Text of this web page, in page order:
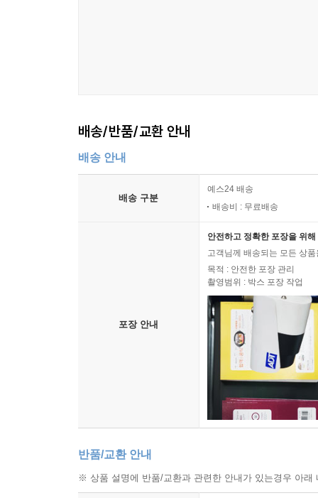
배송/반품/교환 안내
배송 안내
배송 구분
예스24 배송
배송비 : 무료배송
포장 안내
안전하고 정확한 포장을 위
고객님께 배송되는 모든 상
목적 : 안전한 포장 관리
촬영범위 : 박스 포장 작업
반품/교환 안내
※ 상품 설명에 반품/교환과 관련한 안내가 있는경우 아